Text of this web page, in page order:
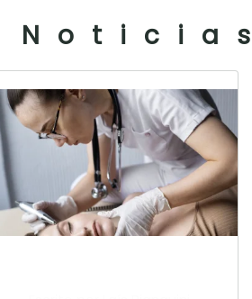
Noticias